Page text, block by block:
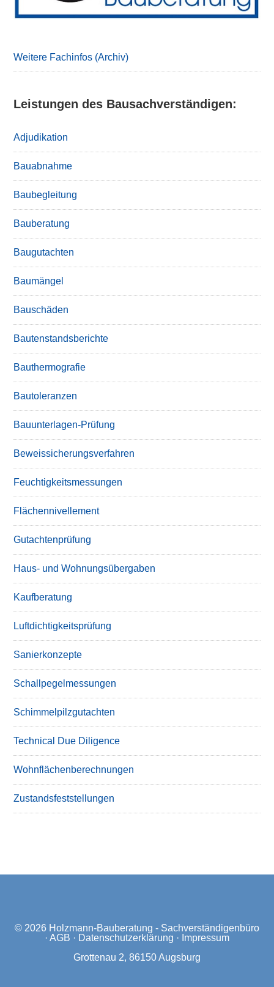
Weitere Fachinfos (Archiv)
Leistungen des Bausachverständigen:
Adjudikation
Bauabnahme
Baubegleitung
Bauberatung
Baugutachten
Baumängel
Bauschäden
Bautenstandsberichte
Bauthermografie
Bautoleranzen
Bauunterlagen-Prüfung
Beweissicherungsverfahren
Feuchtigkeitsmessungen
Flächennivellement
Gutachtenprüfung
Haus- und Wohnungsübergaben
Kaufberatung
Luftdichtigkeitsprüfung
Sanierkonzepte
Schallpegelmessungen
Schimmelpilzgutachten
Technical Due Diligence
Wohnflächenberechnungen
Zustandsfeststellungen
© 2026 Holzmann-Bauberatung - Sachverständigenbüro
· AGB · Datenschutzerklärung · Impressum
Grottenau 2, 86150 Augsburg